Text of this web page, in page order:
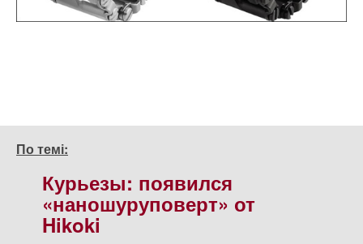
По темі:
Курьезы: появился
«наношуруповерт» от
Hikoki